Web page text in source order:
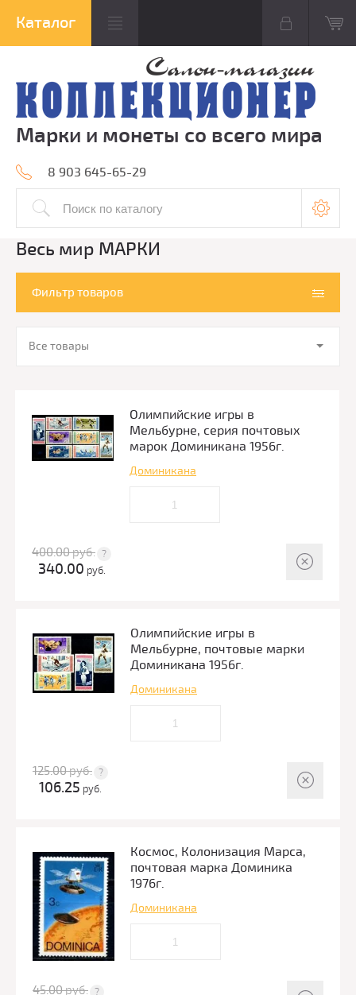
Марки и монеты со всего мира
8 903 645-65-29
Весь мир МАРКИ
Фильтр товаров
Все товары
Олимпийские игры в
Мельбурне, серия почтовых
марок Доминикана 1956г.
Доминикана
400.00руб.
340.00 руб.
Олимпийские игры в
Мельбурне, почтовые марки
Доминикана 1956г.
Доминикана
125.00руб.
106.25 руб.
Космос, Колонизация Марса,
почтовая марка Доминика
1976г.
Доминикана
45.00руб.